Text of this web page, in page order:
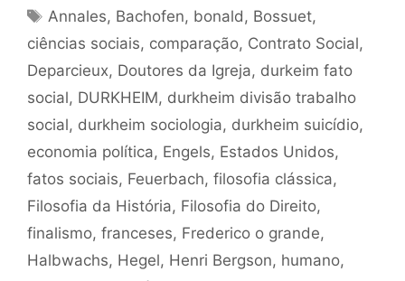
Tags
Annales, Bachofen, bonald, Bossuet,
ciências sociais, comparação, Contrato Social,
Deparcieux, Doutores da Igreja, durkeim fato
social, DURKHEIM, durkheim divisão trabalho
social, durkheim sociologia, durkheim suicídio,
economia política, Engels, Estados Unidos,
fatos sociais, Feuerbach, filosofia clássica,
Filosofia da História, Filosofia do Direito,
finalismo, franceses, Frederico o grande,
Halbwachs, Hegel, Henri Bergson, humano,